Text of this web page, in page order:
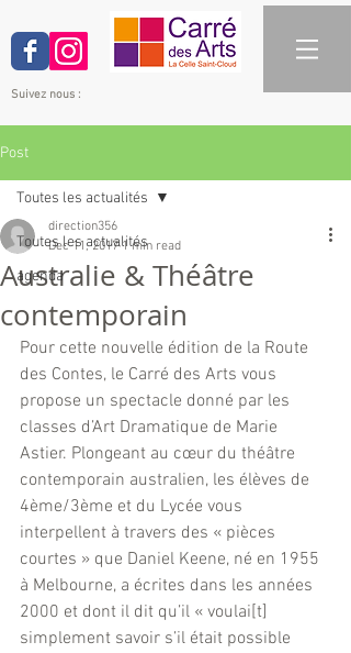
Suivez nous :
Post
Toutes les actualités
agenda
Toutes les actualités
Australie & Théâtre
contemporain
direction356
Dec 11, 2017 1 min read
Pour cette nouvelle édition de la Route
des Contes, le Carré des Arts vous
propose un spectacle donné par les
classes d’Art Dramatique de Marie
Astier. Plongeant au cœur du théâtre
contemporain australien, les élèves de
4ème/3ème et du Lycée vous
interpellent à travers des « pièces
courtes » que Daniel Keene, né en 1955
à Melbourne, a écrites dans les années
2000 et dont il dit qu’il « voulai[t]
simplement savoir s’il était possible